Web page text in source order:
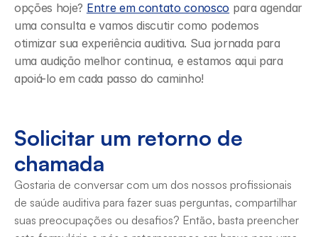
opções hoje? Entre em contato conosco para agendar
uma consulta e vamos discutir como podemos
otimizar sua experiência auditiva. Sua jornada para
uma audição melhor continua, e estamos aqui para
apoiá-lo em cada passo do caminho!
Solicitar um retorno de
chamada
Gostaria de conversar com um dos nossos profissionais
de saúde auditiva para fazer suas perguntas, compartilhar
suas preocupações ou desafios? Então, basta preencher